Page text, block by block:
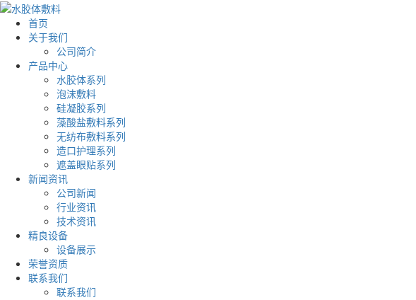
首页
关于我们
公司简介
产品中心
水胶体系列
泡沫敷料
硅凝胶系列
藻酸盐敷料系列
无纺布敷料系列
造口护理系列
遮盖眼贴系列
新闻资讯
公司新闻
行业资讯
技术资讯
精良设备
设备展示
荣誉资质
联系我们
联系我们